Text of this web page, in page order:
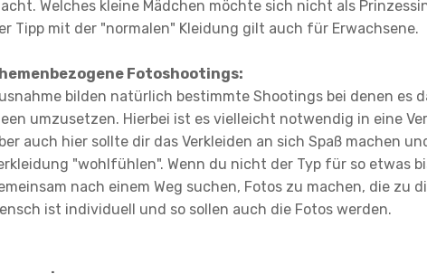
Welches kleine Mädchen möchte sich nicht als
Tipp mit der "normalen" Kleidung gilt auch für Erwachsene.
Fotoshootings:
bilden natürlich bestimmte Shootings bei denen es
umzusetzen. Hierbei ist es vielleicht notwendig in eine
auch hier sollte dir das Verkleiden an sich Spaß machen
"wohlfühlen". Wenn du nicht der Typ für so etwas
nach einem Weg suchen, Fotos zu machen, die zu
ist individuell und so sollen auch die Fotos werden.